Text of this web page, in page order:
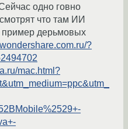
одно говно
что там ИИ
дерьмовых
?
mac.html?